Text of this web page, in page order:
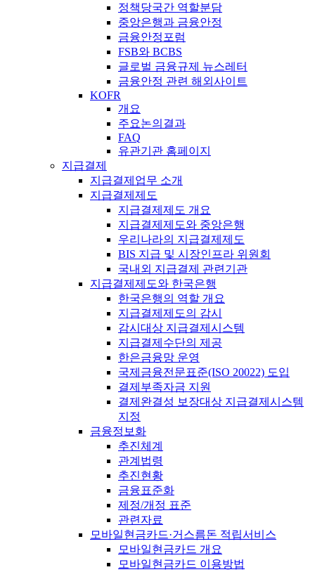
정책당국간 역할분담
중앙은행과 금융안정
금융안정포럼
FSB와 BCBS
글로벌 금융규제 뉴스레터
금융안정 관련 해외사이트
KOFR
개요
주요논의결과
FAQ
유관기관 홈페이지
지급결제
지급결제업무 소개
지급결제제도
지급결제제도 개요
지급결제제도와 중앙은행
우리나라의 지급결제제도
BIS 지급 및 시장인프라 위원회
국내외 지급결제 관련기관
지급결제제도와 한국은행
한국은행의 역할 개요
지급결제제도의 감시
감시대상 지급결제시스템
지급결제수단의 제공
한은금융망 운영
국제금융전문표준(ISO 20022) 도입
결제부족자금 지원
결제완결성 보장대상 지급결제시스템
지정
금융정보화
추진체계
관계법령
추진현황
금융표준화
제정/개정 표준
관련자료
모바일현금카드·거스름돈 적립서비스
모바일현금카드 개요
모바일현금카드 이용방법